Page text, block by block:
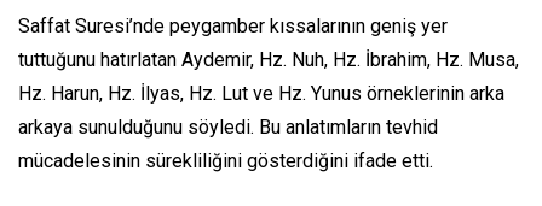
Saffat Suresi’nde peygamber kıssalarının geniş yer
tuttuğunu hatırlatan Aydemir, Hz. Nuh, Hz. İbrahim, Hz. Musa,
Hz. Harun, Hz. İlyas, Hz. Lut ve Hz. Yunus örneklerinin arka
arkaya sunulduğunu söyledi. Bu anlatımların tevhid
mücadelesinin sürekliliğini gösterdiğini ifade etti.